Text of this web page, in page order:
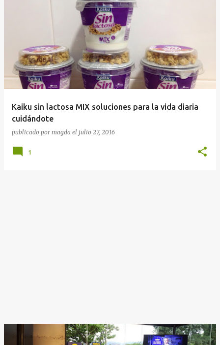
Kaiku sin lactosa MIX soluciones para la vida diaria
cuidándote
publicado por magda el julio 27, 2016
1